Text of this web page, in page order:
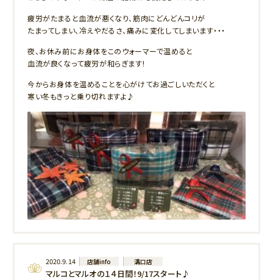
疲労がたまると血流が悪くなり、筋肉にどんどんコリが
たまってしまい、冷えやだるさ、痛みに変化してしまいます・・・
夜、お休み前にお身体をこのウォーマーで温めると
血流が良くなって疲労が和らぎます!
今からお身体を温めることを心がけてお過ごしいただくと
寒い冬もきっと乗り切れますよ♪
商品購入のみのご来店も大歓迎です(^^)/
皆様のご来店を、スタッフ一同心よりお待ちしております。
2020.9.14 店舗info 溝口店
マルコとマルオの１４日間！9/17スタート♪